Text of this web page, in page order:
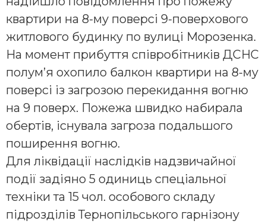
квартири на 8-му поверсі 9-поверхового
житлового будинку по вулиці Морозенка.
На момент прибуття співробітників ДСНС
полум’я охопило балкон квартири на 8-му
поверсі із загрозою перекидання вогню
на 9 поверх. Пожежа швидко набирала
обертів, існувала загроза подальшого
поширення вогню.
Для ліквідації наслідків надзвичайної
події задіяно 5 одиниць спеціальної
техніки та 15 чол. особового складу
підрозділів Тернопільського гарнізону